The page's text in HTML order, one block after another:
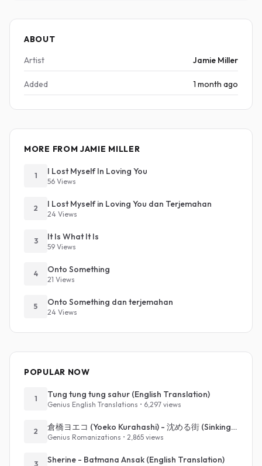
ABOUT
Artist
Jamie Miller
Added 1 month ago
MORE FROM JAMIE MILLER
1 I Lost Myself In Loving You
56 Views
2 I Lost Myself in Loving You dan Terjemahan
24 Views
3 It Is What It Is
59 Views
4 Onto Something
21 Views
5 Onto Something dan terjemahan
24 Views
POPULAR NOW
1 Tung tung tung sahur (English Translation)
Genius English Translations • 6,297 views
2 倉橋ヨエコ (Yoeko Kurahashi) - 沈める街 (Sinking Town) (Romanized)
Genius Romanizations • 2,865 views
3 Sherine - Batmana Ansak (English Translation)